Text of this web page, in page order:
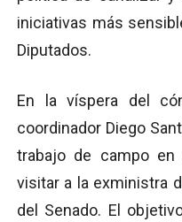
iniciativas más
Diputados.
En la víspera del
coordinador Diego
trabajo de campo en
visitar a la exministra
del Senado. El